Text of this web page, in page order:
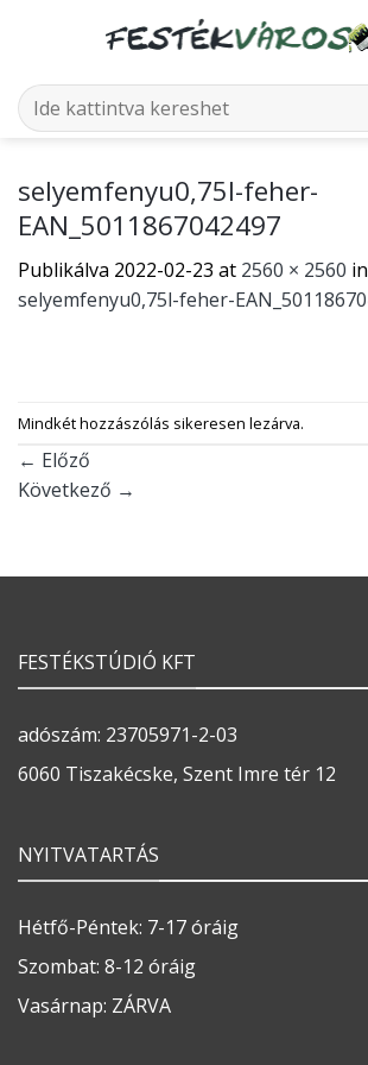
Keresés
a
selyemfenyu0,75l-feher-
EAN_5011867042497
Publikálva 2022-02-23 at 2560 × 2560 in
selyemfenyu0,75l-feher-
Mindkét hozzászólás sikeresen lezárva.
← Előző
Következő →
FESTÉKSTÚDIÓ KFT
adószám: 23705971-2-03
6060 Tiszakécske, Szent Imre tér 12
NYITVATARTÁS
Hétfő-Péntek: 7-17 óráig
Szombat: 8-12 óráig
Vasárnap: ZÁRVA